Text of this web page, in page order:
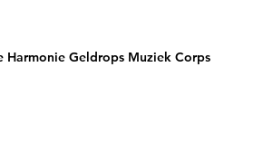
Geldrops Muziek Corps